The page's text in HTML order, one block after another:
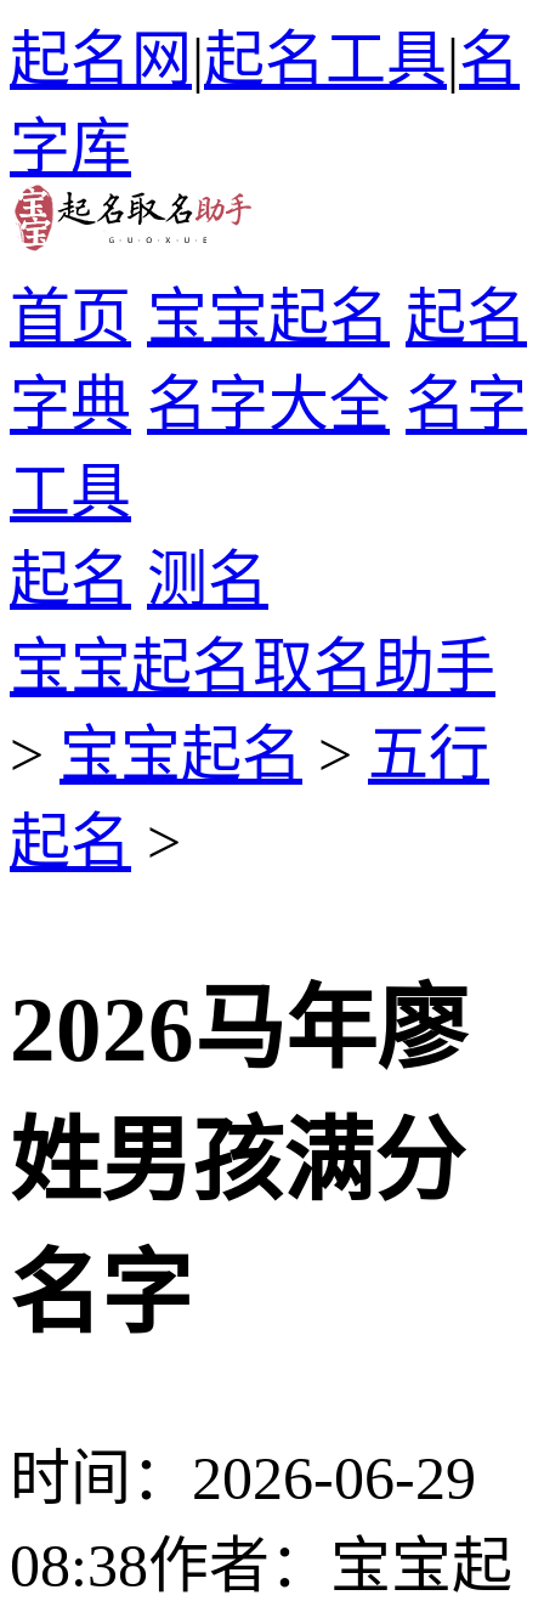
起名网|起名工具|名
字库
首页 宝宝起名 起名
字典 名字大全 名字
工具
起名 测名
宝宝起名取名助手
> 宝宝起名 > 五行
起名 >
2026马年廖
姓男孩满分
名字
时间：2026-06-29
08:38作者：宝宝起